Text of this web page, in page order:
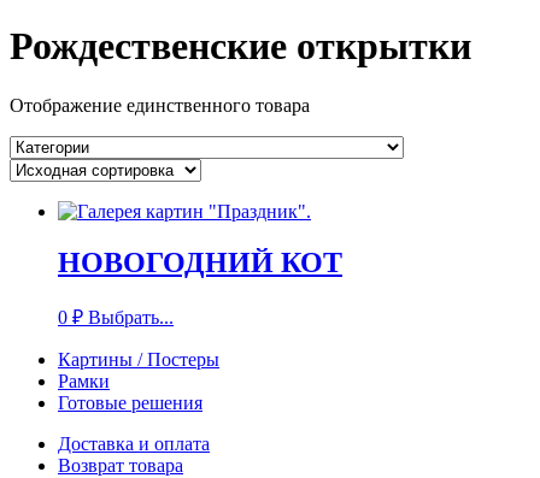
Рождественские открытки
Отображение единственного товара
НОВОГОДНИЙ КОТ
0 ₽ Выбрать...
Картины / Постеры
Рамки
Готовые решения
Доставка и оплата
Возврат товара